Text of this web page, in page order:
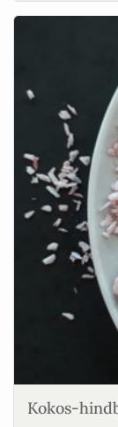
Kokos-